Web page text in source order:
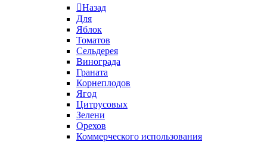
Назад
Для
Яблок
Томатов
Cельдерея
Винограда
Граната
Корнеплодов
Ягод
Цитрусовых
Зелени
Орехов
Коммерческого использования